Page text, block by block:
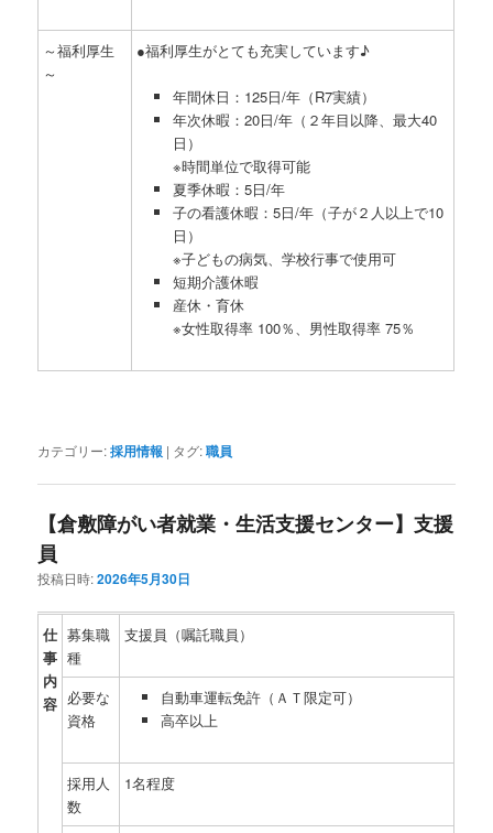
～福利厚生
～
●福利厚生がとても充実しています♪
年間休日：125日/年（R7実績）
年次休暇：20日/年（２年目以降、最大40
日）
※時間単位で取得可能
夏季休暇：5日/年
子の看護休暇：5日/年（子が２人以上で10
日）
※子どもの病気、学校行事で使用可
短期介護休暇
産休・育休
※女性取得率 100％、男性取得率 75％
カテゴリー:採用情報 | タグ:職員
【倉敷障がい者就業・生活支援センター】支援
員
投稿日時:2026年5月30日
仕
事
内
容
募集職
種
支援員（嘱託職員）
必要な
資格
自動車運転免許（ＡＴ限定可）
高卒以上
採用人
数
1名程度